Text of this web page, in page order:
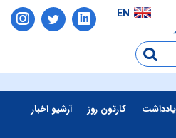
EN
یادداشت کارتون روز آرشیو اخبار